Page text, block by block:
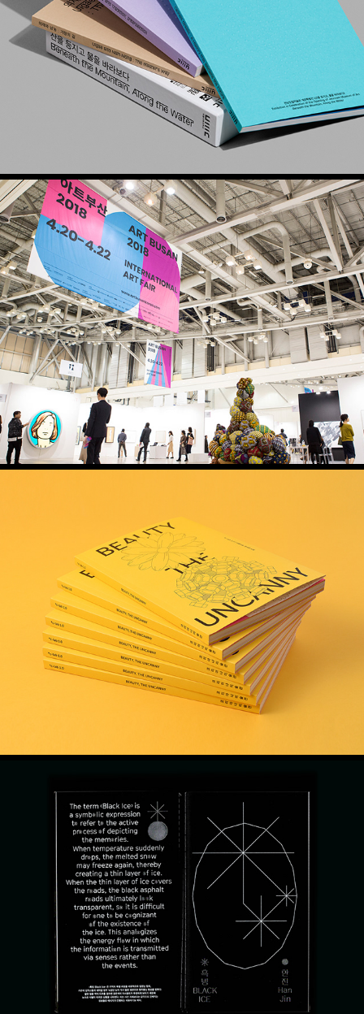
산을 등지고 물을 바라보다 도록
아트부산 2018 어플리케이션
*C-lab 1.0 아름다움 그리고 낮섦
한진 개인전  –  흑빙 도록